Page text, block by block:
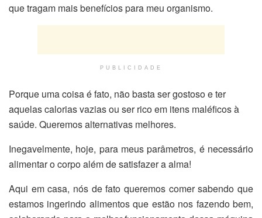
que tragam mais benefícios para meu organismo.
PUBLICIDADE
Porque uma coisa é fato, não basta ser gostoso e ter
aquelas calorias vazias ou ser rico em itens maléficos à
saúde. Queremos alternativas melhores.
Inegavelmente, hoje, para meus parâmetros, é necessário
alimentar o corpo além de satisfazer a alma!
Aqui em casa, nós de fato queremos comer sabendo que
estamos ingerindo alimentos que estão nos fazendo bem,